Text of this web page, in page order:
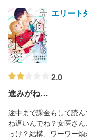
エリート
2.0
進みがね…
途中まで課金もして読
ね遅いんでね？女医さ
っけ？結構、ワーワー